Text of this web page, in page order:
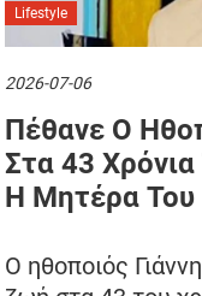
Lifestyle
2026-07-06
Πέθανε Ο
Στα 43
Η Μητέρα Του
Ο ηθοποιός